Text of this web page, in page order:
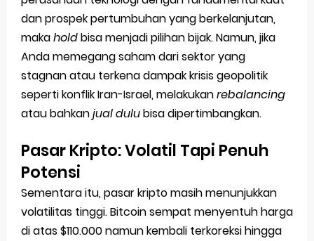
dan prospek pertumbuhan yang berkelanjutan,
makaholdbisa menjadi pilihan bijak. Namun, jika
Anda memegang saham dari sektor yang
stagnan atau terkena dampak krisis geopolitik
seperti konflik Iran-Israel, melakukanrebalancing
atau bahkanjual dulubisa dipertimbangkan.
Pasar Kripto: Volatil Tapi Penuh
Potensi
Sementara itu, pasar kripto masih menunjukkan
volatilitas tinggi. Bitcoin sempat menyentuh harga
di atas $110.000 namun kembali terkoreksi hingga